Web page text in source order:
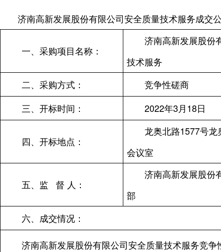
济南高新发展股份有限公司安全质量技术服务成交
一、采购项目名称：
济南高新发展股份
技术服务
二、采购方式：
竞争性磋商
三、开标时间：
2022年3月18日
四、开标地点：
龙奥北路1577号
会议室
五、监 督 人：
济南高新发展股份
部
六、成交情况：
济南高新发展股份有限公司安全质量技术服务竞争